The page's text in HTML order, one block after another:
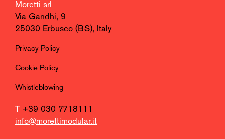
Moretti srl
Via Gandhi, 9
25030 Erbusco (BS), Italy
Privacy Policy
Cookie Policy
Whistleblowing
T +39 030 7718111
info@morettimodular.it